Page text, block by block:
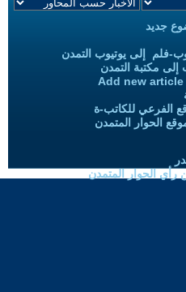
جديد
فلم إلى يوتيوب التمدن
إلى مكتبة التمدن
Add new
الفرعي للكاتب-ة
الحوار المتمدن
رأي الحوار المتمدن